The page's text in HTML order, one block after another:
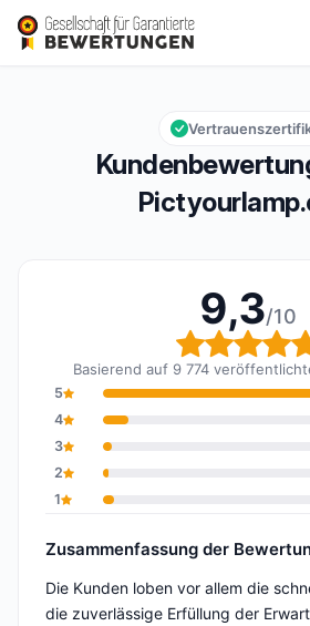
Pictyourlamp.com
Gesamtbewertung: 9,3 von 10
9,3/10
9,3/10
Basierend auf 9 774
5
4
3
2
1
Zusammenfassung der
Die Kunden loben vor allem die
die zuverlässige Erfüllung der